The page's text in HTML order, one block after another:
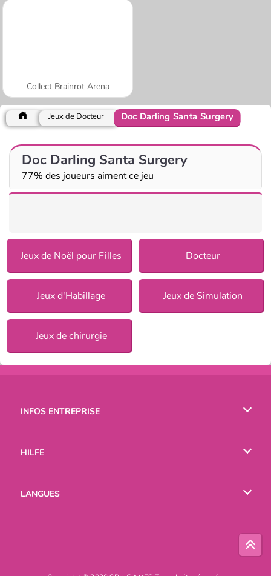
Collect Brainrot Arena
Jeux de Docteur Doc Darling Santa Surgery
Doc Darling Santa Surgery
77% des joueurs aiment ce jeu
Jeux de Noël pour Filles Docteur
Jeux d'Habillage Jeux de Simulation
Jeux de chirurgie
INFOS ENTREPRISE
HILFE
LANGUES